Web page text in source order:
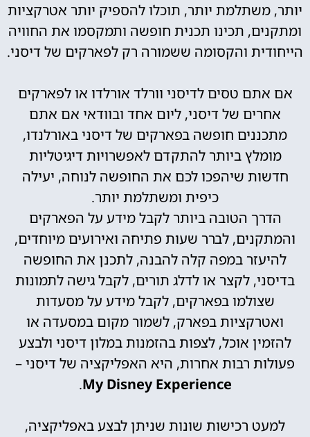
יותר, משתלמת יותר, תוכלו להספיק יותר אטרקציות
ומתקנים, תכינו תכנית חופשה ותמקסמו את החוויה
הייחודית והקסומה ששמורה רק לפארקים של דיסני.
אם אתם טסים לדיסני וורלד אורלדו או לפארקים
אחרים של דיסני, ליום אחד ובוודאי אם אתם
מתכננים חופשה בפארקים של דיסני באורלנדו,
מומלץ ביותר להתקדם לאפשרויות דיגיטליות
חדשות שיהפכו לכם את החופשה לנוחה, יעילה
כיפית ומשתלמת יותר.
הדרך הטובה ביותר לקבל מידע על הפארקים
והמתקנים, לברר שעות פתיחה ואירועים מיוחדים,
להיעזר במפה קלה להבנה, לתכנן את החופשה
בדיסני, לקצר או לדלג תורים, לקבל גישה לתמונות
שצולמו בפארקים, לקבל מידע על מסעדות
ואטרקציות בפארק, לשמור מקום במסעדה או
להזמין אוכל, לצפות בהזמנות במלון דיסני ולבצע
פעולות רבות אחרות, היא האפליקציה של דיסני –
My Disney Experience
.
למעט רכישות שונות שניתן לבצע באפליקציה,